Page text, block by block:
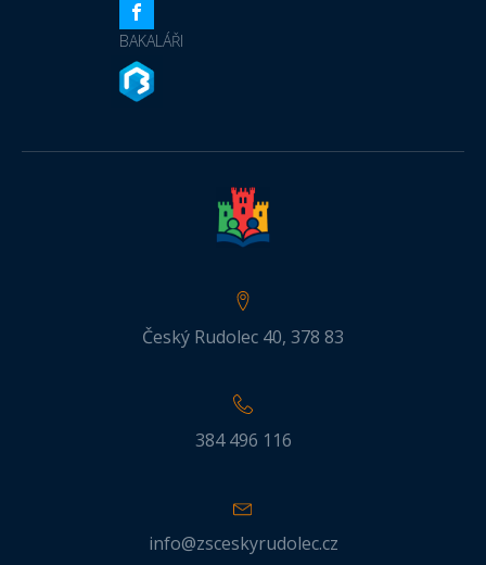
BAKALÁŘI
Český Rudolec 40, 378 83
384 496 116
info@zsceskyrudolec.cz